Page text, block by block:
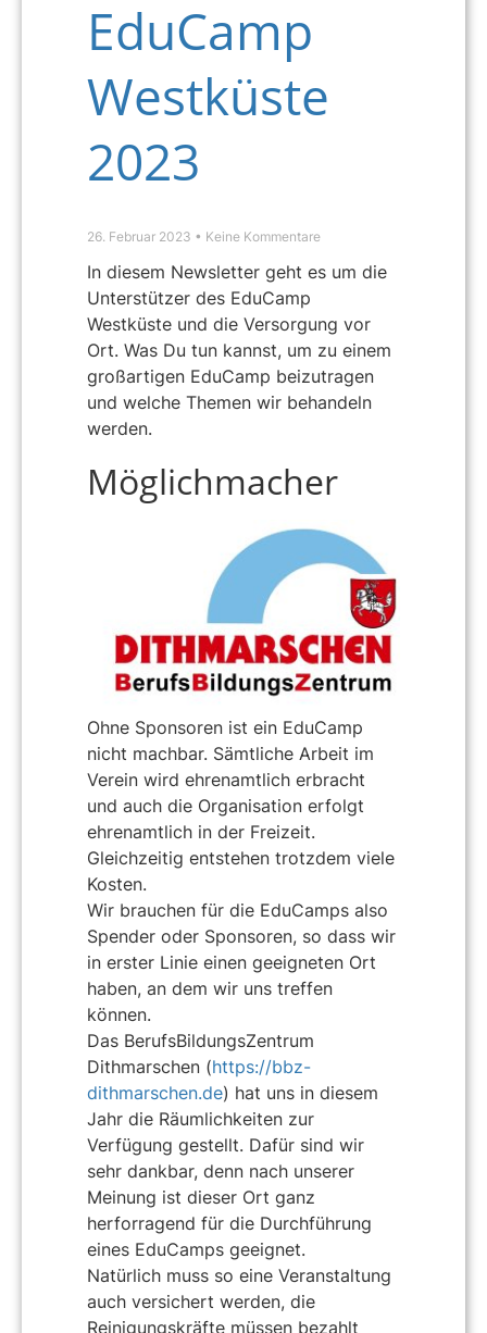
EduCamp
Westküste
2023
26. Februar 2023 Keine Kommentare
In diesem Newsletter geht es um die
Unterstützer des EduCamp
Westküste und die Versorgung vor
Ort. Was Du tun kannst, um zu einem
großartigen EduCamp beizutragen
und welche Themen wir behandeln
werden.
Möglichmacher
Ohne Sponsoren ist ein EduCamp
nicht machbar. Sämtliche Arbeit im
Verein wird ehrenamtlich erbracht
und auch die Organisation erfolgt
ehrenamtlich in der Freizeit.
Gleichzeitig entstehen trotzdem viele
Kosten.
Wir brauchen für die EduCamps also
Spender oder Sponsoren, so dass wir
in erster Linie einen geeigneten Ort
haben, an dem wir uns treffen
können.
Das BerufsBildungsZentrum
Dithmarschen (https://bbz-
dithmarschen.de) hat uns in diesem
Jahr die Räumlichkeiten zur
Verfügung gestellt. Dafür sind wir
sehr dankbar, denn nach unserer
Meinung ist dieser Ort ganz
herforragend für die Durchführung
eines EduCamps geeignet.
Natürlich muss so eine Veranstaltung
auch versichert werden, die
Reinigungskräfte müssen bezahlt